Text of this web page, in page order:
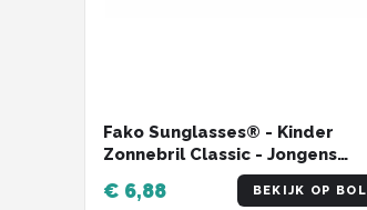
Fako Sunglasses® - Kinder
Zonnebril Classic - Jongens
Zonnebril - Meisjes Zonnebril -
Wit
€ 6,88 BEKIJK OP BOL